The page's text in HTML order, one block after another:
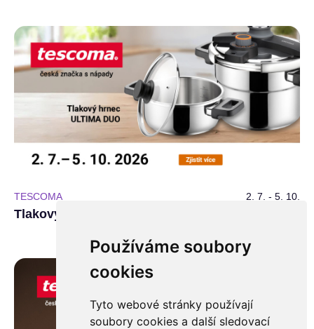
Používáme soubory
cookies
Tyto webové stránky používají
soubory cookies a další sledovací
TESCOMA 2. 7. - 5. 10.
Tlakový hrnec ULTIMA DUO